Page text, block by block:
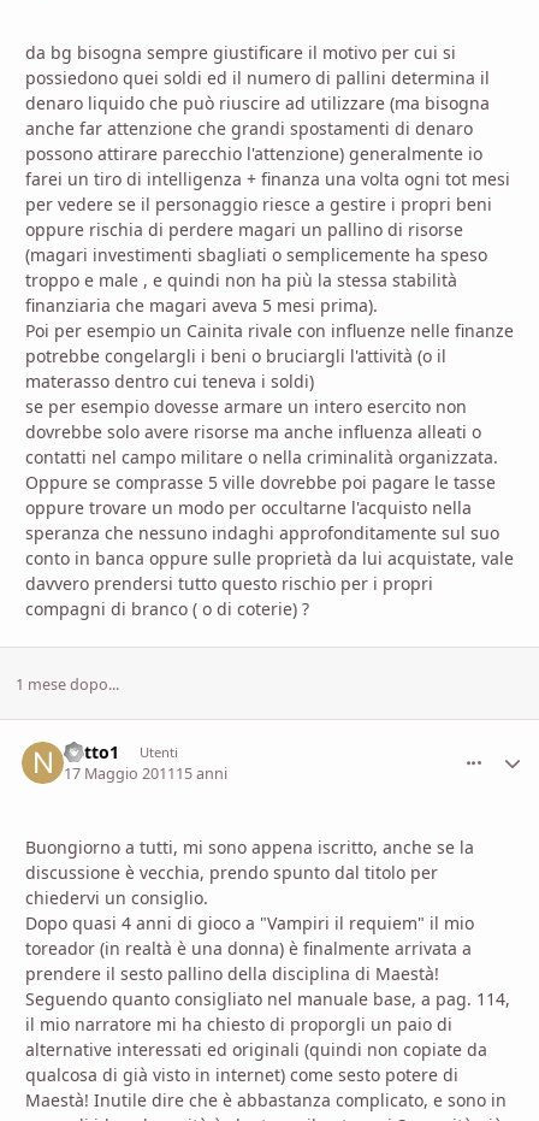
da bg bisogna sempre giustificare il motivo per cui si
possiedono quei soldi ed il numero di pallini determina il
denaro liquido che può riuscire ad utilizzare (ma bisogna
anche far attenzione che grandi spostamenti di denaro
possono attirare parecchio l'attenzione) generalmente io
farei un tiro di intelligenza + finanza una volta ogni tot mesi
per vedere se il personaggio riesce a gestire i propri beni
oppure rischia di perdere magari un pallino di risorse
(magari investimenti sbagliati o semplicemente ha speso
troppo e male , e quindi non ha più la stessa stabilità
finanziaria che magari aveva 5 mesi prima).
Poi per esempio un Cainita rivale con influenze nelle finanze
potrebbe congelargli i beni o bruciargli l'attività (o il
materasso dentro cui teneva i soldi)
se per esempio dovesse armare un intero esercito non
dovrebbe solo avere risorse ma anche influenza alleati o
contatti nel campo militare o nella criminalità organizzata.
Oppure se comprasse 5 ville dovrebbe poi pagare le tasse
oppure trovare un modo per occultarne l'acquisto nella
speranza che nessuno indaghi approfonditamente sul suo
conto in banca oppure sulle proprietà da lui acquistate, vale
davvero prendersi tutto questo rischio per i propri
compagni di branco ( o di coterie) ?
1 mese dopo...
netto1 Utenti
17 Maggio 201115 anni
Buongiorno a tutti, mi sono appena iscritto, anche se la
discussione è vecchia, prendo spunto dal titolo per
chiedervi un consiglio.
Dopo quasi 4 anni di gioco a "Vampiri il requiem" il mio
toreador (in realtà è una donna) è finalmente arrivata a
prendere il sesto pallino della disciplina di Maestà!
Seguendo quanto consigliato nel manuale base, a pag. 114,
il mio narratore mi ha chiesto di proporgli un paio di
alternative interessati ed originali (quindi non copiate da
qualcosa di già visto in internet) come sesto potere di
Maestà! Inutile dire che è abbastanza complicato, e sono in